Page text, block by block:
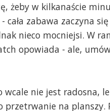
żeby w kilkanaście
cała zabawa zaczyna
nieco mocniejsi. W
opowiada - ale,
wcale nie jest radosna,
przetrwanie na